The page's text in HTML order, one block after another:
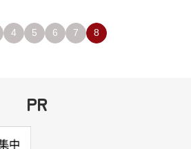
4 5 6 7 8
PR